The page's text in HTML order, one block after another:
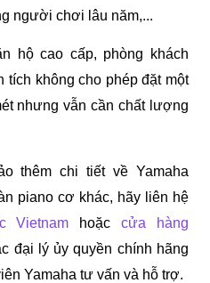
người chơi lâu năm,...
hộ cao cấp, phòng khách
tích không cho phép đặt một
nhưng vẫn cần chất lượng
thêm chi tiết về Yamaha
piano cơ khác, hãy liên hệ
Vietnam hoặc
cửa hàng
đại lý ủy quyền chính hãng
Yamaha tư vấn và hỗ trợ.